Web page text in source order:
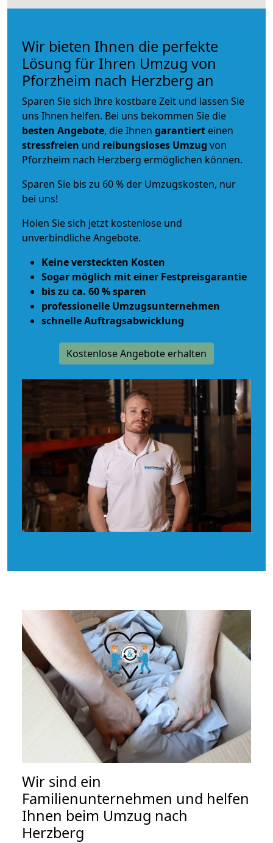
Wir bieten Ihnen die perfekte
Lösung für Ihren Umzug von
Pforzheim nach Herzberg an
Sparen Sie sich Ihre kostbare Zeit und lassen Sie
uns Ihnen helfen. Bei uns bekommen Sie die
besten Angebote, die Ihnen garantiert einen
stressfreien und reibungsloses Umzug von
Pforzheim nach Herzberg ermöglichen können.
Sparen Sie bis zu 60 % der Umzugskosten, nur
bei uns!
Holen Sie sich jetzt kostenlose und
unverbindliche Angebote.
Keine versteckten Kosten
Sogar möglich mit einer Festpreisgarantie
bis zu ca. 60 % sparen
professionelle Umzugsunternehmen
schnelle Auftragsabwicklung
Kostenlose Angebote erhalten
Wir sind ein
Familienunternehmen und helfen
Ihnen beim Umzug nach
Herzberg